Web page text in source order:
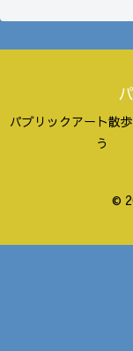
パブリックアート散
う
©